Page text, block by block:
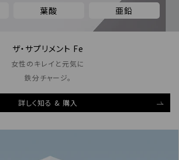
葉酸 亜鉛
ザ・サプリメント Fe
女性のキレイと元気に
鉄分チャージ。
詳しく知る & 購入